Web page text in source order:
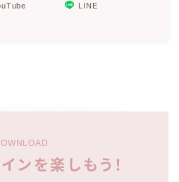
LINE
ンを楽しもう！